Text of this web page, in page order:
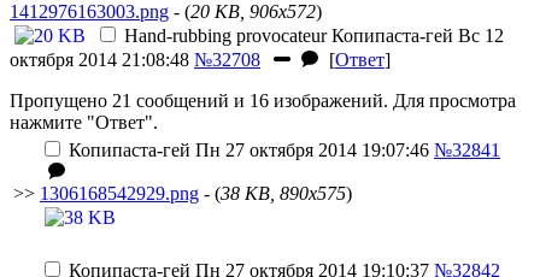
1412976163003.png - (20 KB, 906x572)
Hand-rubbing provocateur Копипаста-гей Вс 12
октября 2014 21:08:48 №32708 [Ответ]
Пропущено 21 сообщений и 16 изображений. Для просмотра
нажмите "Ответ".
>>
Копипаста-гей Пн 27 октября 2014 19:07:46 №32841
1306168542929.png - (38 KB, 890x575)
Копипаста-гей Пн 27 октября 2014 19:10:37 №32842